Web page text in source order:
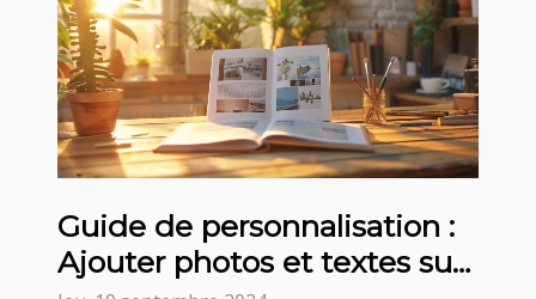
Guide de personnalisation :
Ajouter photos et textes sur